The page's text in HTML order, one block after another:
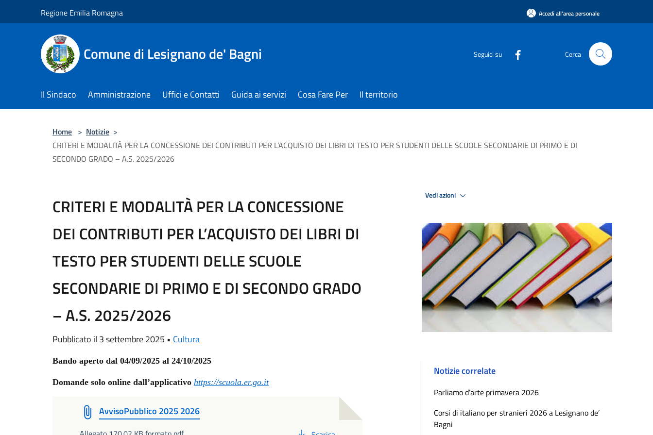
Regione Emilia Romagna Accedi all'area personale
Comune di Lesignano de' Bagni Seguici su Cerca
Il Sindaco Amministrazione Uffici e Contatti Guida ai servizi Cosa Fare Per Il territorio
Home > Notizie >
CRITERI E MODALITÀ PER LA CONCESSIONE DEI CONTRIBUTI PER L’ACQUISTO DEI LIBRI DI TESTO PER STUDENTI DELLE SCUOLE SECONDARIE DI PRIMO E DI
SECONDO GRADO – A.S. 2025/2026
CRITERI E MODALITÀ PER LA CONCESSIONE
DEI CONTRIBUTI PER L’ACQUISTO DEI LIBRI DI
TESTO PER STUDENTI DELLE SCUOLE
SECONDARIE DI PRIMO E DI SECONDO GRADO
– A.S. 2025/2026
Pubblicato il 3 settembre 2025 • Cultura
Bando aperto dal 04/09/2025 al 24/10/2025
Domande solo online dall’applicativo https://scuola.er.go.it
AvvisoPubblico 2025 2026
Vedi azioni
Notizie correlate
Parliamo d’arte primavera 2026
Corsi di italiano per stranieri 2026 a Lesignano de’
Bagni